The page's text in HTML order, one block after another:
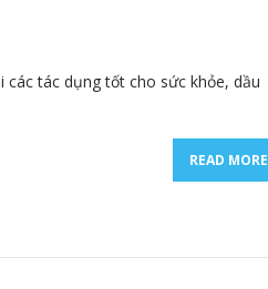
tác dụng tốt cho sức khỏe, dầu
READ MORE